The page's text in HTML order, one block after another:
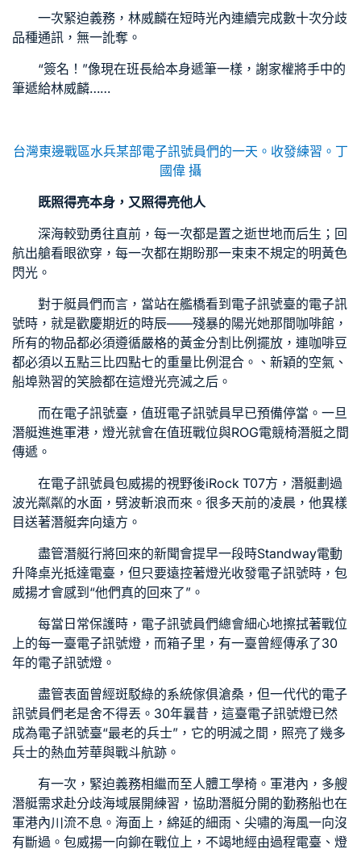
一次緊迫義務，林威麟在短時光內連續完成數十次分歧
品種通訊，無一訛奪。
“簽名！”像現在班長給本身遞筆一樣，謝家權將手中的
筆遞給林威麟……
台灣東邊戰區水兵某部電子訊號員們的一天。收發練習。 丁
國偉 攝
既照得亮本身，又照得亮他人
深海較勁勇往直前，每一次都是置之逝世地而后生；回
航出艙看眼欲穿，每一次都在期盼那一束束不規定的明黃色
閃光。
對于艇員們而言，當站在艦橋看到電子訊號臺的電子訊
號時，就是歡慶期近的時辰——殘暴的陽光她那間咖啡館，
所有的物品都必須遵循嚴格的黃金分割比例擺放，連咖啡豆
都必須以五點三比四點七的重量比例混合。、新穎的空氣、
船埠熟習的笑臉都在這燈光亮滅之后。
而在電子訊號臺，值班電子訊號員早已預備停當。一旦
潛艇進進軍港，燈光就會在值班戰位與ROG電競椅潛艇之間
傳遞。
在電子訊號員包威揚的視野後iRock T07方，潛艇劃過
波光粼粼的水面，劈波斬浪而來。很多天前的凌晨，他異樣
目送著潛艇奔向遠方。
盡管潛艇行將回來的新聞會提早一段時Standway電動
升降桌光抵達電臺，但只要遠控著燈光收發電子訊號時，包
威揚才會感到“他們真的回來了”。
每當日常保護時，電子訊號員們總會細心地擦拭著戰位
上的每一臺電子訊號燈，而箱子里，有一臺曾經傳承了30
年的電子訊號燈。
盡管表面曾經斑駁綠的系統傢俱滄桑，但一代代的電子
訊號員們老是舍不得丟。30年曩昔，這臺電子訊號燈已然
成為電子訊號臺“最老的兵士”，它的明滅之間，照亮了幾多
兵士的熱血芳華與戰斗航跡。
有一次，緊迫義務相繼而至人體工學椅 。軍港內，多艘
潛艇需求赴分歧海域展開練習，協助潛艇分開的勤務船也在
軍港內川流不息。海面上，綿延的細雨、尖嘯的海風一向沒
有斷過。包威揚一向鉚在戰位上，不竭地經由過程電臺、燈